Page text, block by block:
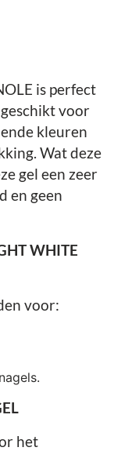
is perfect
voor
kleuren
Wat deze
gel een zeer
en geen
WHITE
voor:
het